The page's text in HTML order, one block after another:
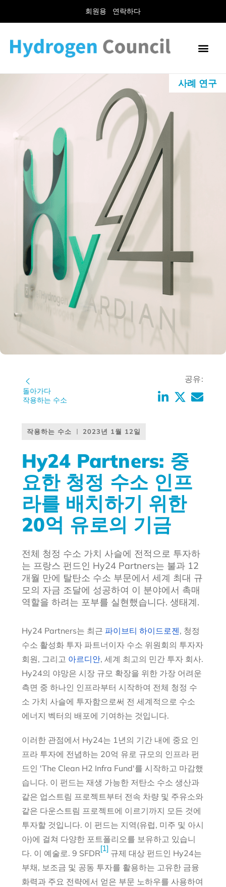
회원용 연락하다
사례 연구
돌아가다
작용하는 수소
공유:
작용하는 수소 2023년 1월 12일
Hy24 Partners: 중
요한 청정 수소 인프
라를 배치하기 위한
20억 유로의 기금
전체 청정 수소 가치 사슬에 전적으로 투자하
는 프랑스 펀드인 Hy24 Partners는 불과 12
개월 만에 탈탄소 수소 부문에서 세계 최대 규
모의 자금 조달에 성공하여 이 분야에서 촉매
역할을 하려는 포부를 실현했습니다. 생태계.
Hy24 Partners는 최근 파이브티 하이드로젠, 청정
수소 활성화 투자 파트너이자 수소 위원회의 투자자
회원, 그리고 아르디안, 세계 최고의 민간 투자 회사.
Hy24의 야망은 시장 규모 확장을 위한 가장 어려운
측면 중 하나인 인프라부터 시작하여 전체 청정 수
소 가치 사슬에 투자함으로써 전 세계적으로 수소
에너지 벡터의 배포에 기여하는 것입니다.
이러한 관점에서 Hy24는 1년의 기간 내에 중요 인
프라 투자에 전념하는 20억 유로 규모의 인프라 펀
드인 'The Clean H2 Infra Fund'를 시작하고 마감했
습니다. 이 펀드는 재생 가능한 저탄소 수소 생산과
같은 업스트림 프로젝트부터 전속 차량 및 주유소와
같은 다운스트림 프로젝트에 이르기까지 모든 것에
투자할 것입니다. 이 펀드는 지역(유럽, 미주 및 아시
아)에 걸쳐 다양한 포트폴리오를 보유하고 있습니
다. 이 예술로. 9 SFDR[1]규제 대상 펀드인 Hy24는
부채, 보조금 및 공동 투자를 활용하는 고유한 금융
화력과 주요 전략에서 얻은 부문 노하우를 사용하여